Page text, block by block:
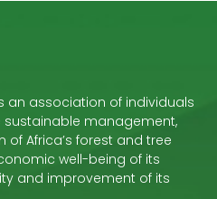
an association of individuals
management,
Africa’s forest and tree
well-being of its
and improvement of its